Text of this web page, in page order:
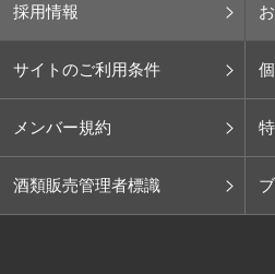
採用情報
サイトのご利用条件
メンバー規約
酒類販売管理者標識